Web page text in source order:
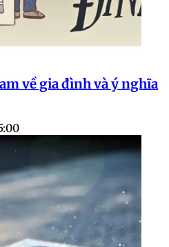
về gia đình và ý nghĩa